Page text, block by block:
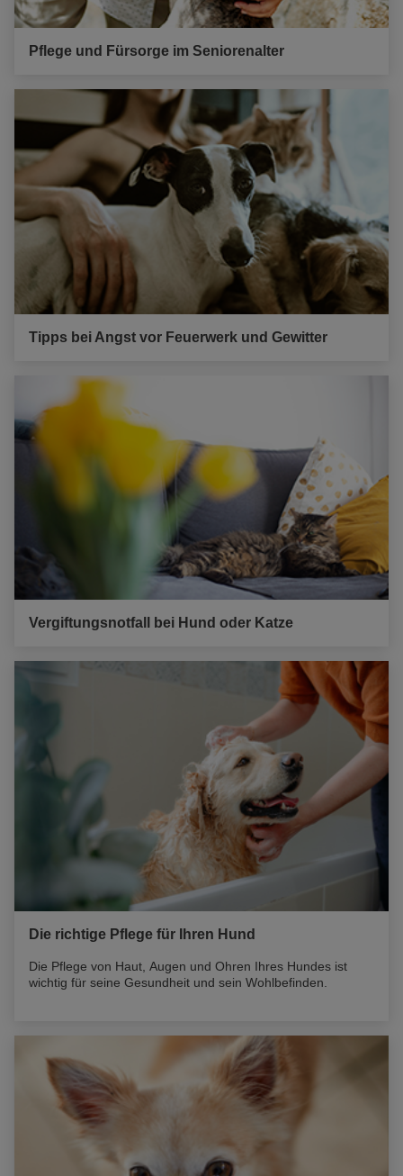
Pflege und Fürsorge im Seniorenalter
Tipps bei Angst vor Feuerwerk und Gewitter
Vergiftungsnotfall bei Hund oder Katze
Die richtige Pflege für Ihren Hund
Die Pflege von Haut, Augen und Ohren Ihres Hundes ist
wichtig für seine Gesundheit und sein Wohlbefinden.